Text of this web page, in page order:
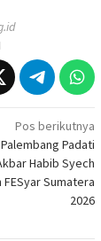
Pos berikutnya
Padati
Habib Syech
FESyar Sumatera
2026